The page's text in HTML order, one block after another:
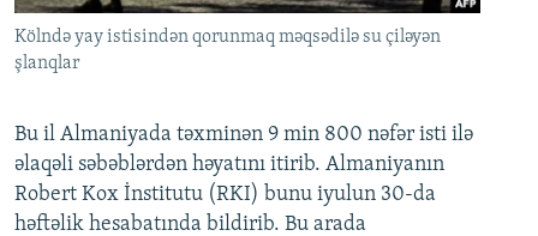
Kölndə yay istisindən qorunmaq məqsədilə su çiləyən
şlanqlar
Bu il Almaniyada təxminən 9 min 800 nəfər isti ilə
əlaqəli səbəblərdən həyatını itirib. Almaniyanın
Robert Kox İnstitutu (RKI) bunu iyulun 30-da
həftəlik hesabatında bildirib. Bu arada